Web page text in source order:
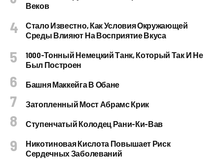
Веков
Стало Известно, Как Условия Окружающей
Среды Влияют На Восприятие Вкуса
1000-Тонный Немецкий Танк, Который Так И Не
Был Построен
Башня Маккейга В Обане
Затопленный Мост Абрамс Крик
Ступенчатый Колодец Рани-Ки-Вав
Никотиновая Кислота Повышает Риск
Сердечных Заболеваний